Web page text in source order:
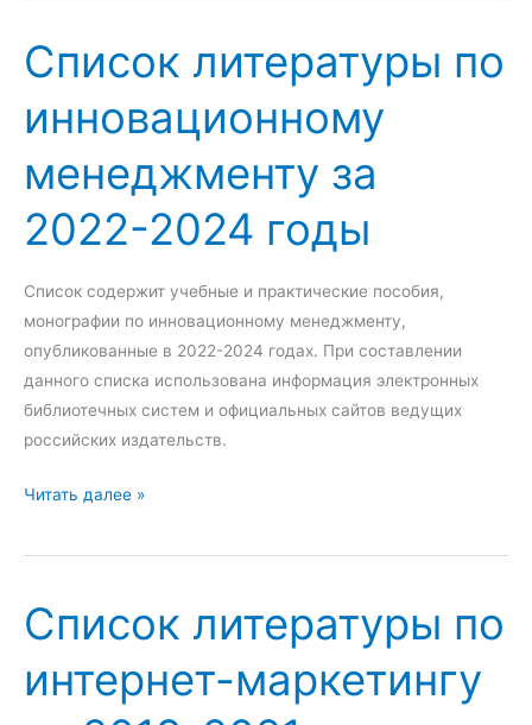
а
2
0
2
0
2
2
1
г
о
д
ы
т
и
н
у
0
2
1
-
2
0
4
о
ы
о
к
л
и
т
р
т
у
р
ы
п
о
в
з
м
с
о
Список литературы по
инновационному
менеджменту за
2022-2024 годы
Список содержит учебные и практические пособия,
монографии по инновационному менеджменту,
опубликованные в 2022-2024 годах. При составлении
данного списка использована информация электронных
библиотечных систем и официальных сайтов ведущих
российских издательств.
С
и
о
к
л
и
Читать далее »
Список литературы по
интернет-маркетингу